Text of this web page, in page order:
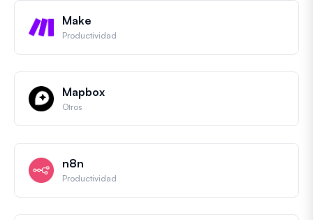
Make
Productividad
Mapbox
Otros
n8n
Productividad